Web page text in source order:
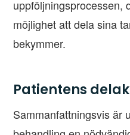
uppföljningsprocessen,
möjlighet att dela sina
bekymmer.
Patientens
Sammanfattningsvis är